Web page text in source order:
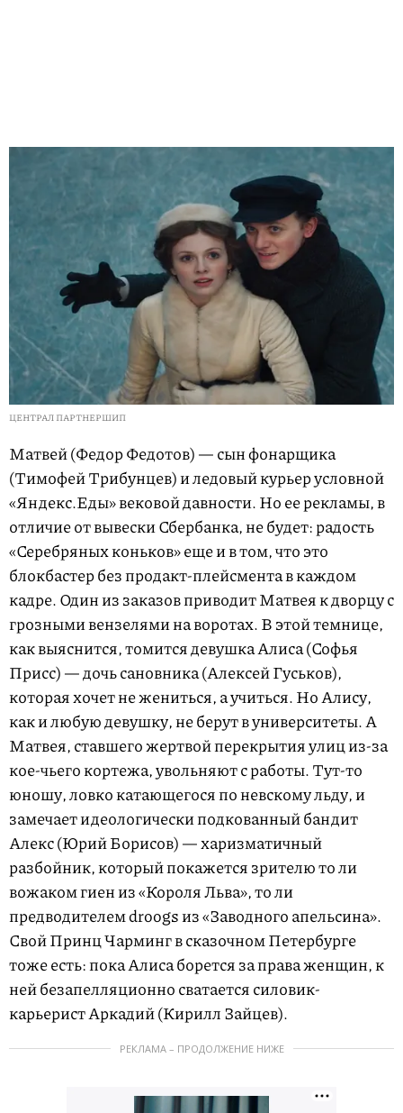
ЦЕНТРАЛ ПАРТНЕРШИП
Матвей (Федор Федотов) — сын фонарщика
(Тимофей Трибунцев) и ледовый курьер условной
«Яндекс.Еды» вековой давности. Но ее рекламы, в
отличие от вывески Сбербанка, не будет: радость
«Серебряных коньков» еще и в том, что это
блокбастер без продакт-плейсмента в каждом
кадре. Один из заказов приводит Матвея к дворцу с
грозными вензелями на воротах. В этой темнице,
как выяснится, томится девушка Алиса (Софья
Присс) — дочь сановника (Алексей Гуськов),
которая хочет не жениться, а учиться. Но Алису,
как и любую девушку, не берут в университеты. А
Матвея, ставшего жертвой перекрытия улиц из-за
кое-чьего кортежа, увольняют с работы. Тут-то
юношу, ловко катающегося по невскому льду, и
замечает идеологически подкованный бандит
Алекс (Юрий Борисов) — харизматичный
разбойник, который покажется зрителю то ли
вожаком гиен из «Короля Льва», то ли
предводителем droogs из «Заводного апельсина».
Свой Принц Чарминг в сказочном Петербурге
тоже есть: пока Алиса борется за права женщин, к
ней безапелляционно сватается силовик-
карьерист Аркадий (Кирилл Зайцев).
РЕКЛАМА – ПРОДОЛЖЕНИЕ НИЖЕ